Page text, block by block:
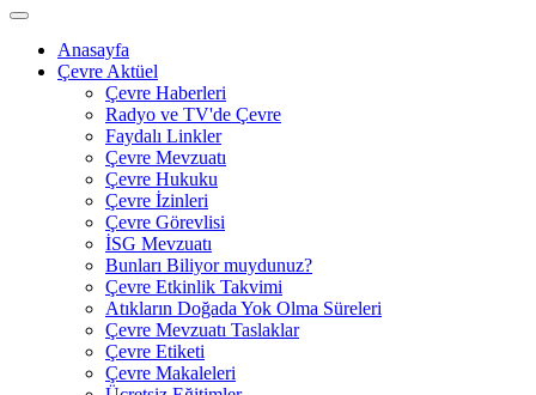
Anasayfa
Çevre Aktüel
Çevre Haberleri
Radyo ve TV'de Çevre
Faydalı Linkler
Çevre Mevzuatı
Çevre Hukuku
Çevre İzinleri
Çevre Görevlisi
İSG Mevzuatı
Bunları Biliyor muydunuz?
Çevre Etkinlik Takvimi
Atıkların Doğada Yok Olma Süreleri
Çevre Mevzuatı Taslaklar
Çevre Etiketi
Çevre Makaleleri